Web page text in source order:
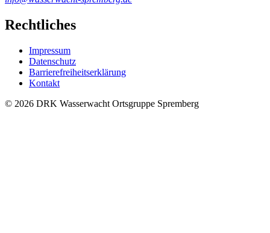
Rechtliches
Impressum
Datenschutz
Barrierefreiheitserklärung
Kontakt
© 2026 DRK Wasserwacht Ortsgruppe Spremberg